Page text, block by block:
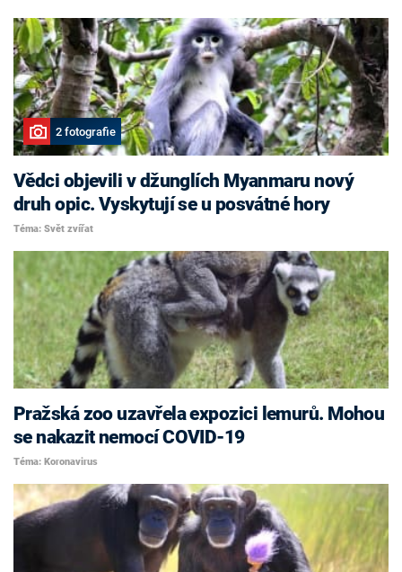
2 fotografie
Vědci objevili v džunglích Myanmaru nový
druh opic. Vyskytují se u posvátné hory
Téma: Svět zvířat
Pražská zoo uzavřela expozici lemurů. Mohou
se nakazit nemocí COVID-19
Téma: Koronavirus